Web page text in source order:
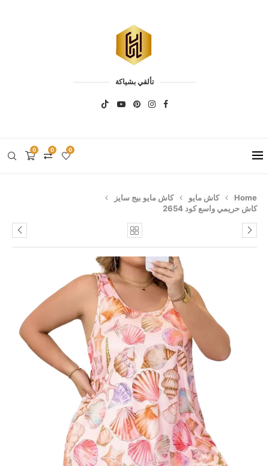
تألقي بشياكة
0 0 0
Home كاش مايو
كاش مايو بيج سايز
كاش حريمي واسع كود 2654